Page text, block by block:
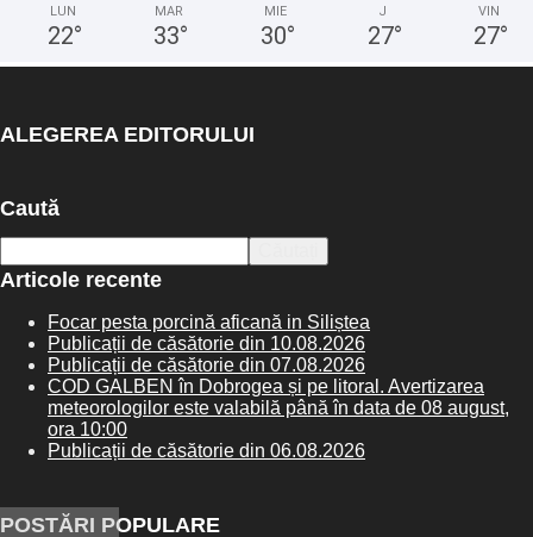
LUN
22°
MAR
33°
MIE
30°
J
27°
VIN
27°
ALEGEREA EDITORULUI
Caută
Articole recente
Focar pesta porcină aficană in Siliștea
Publicații de căsătorie din 10.08.2026
Publicații de căsătorie din 07.08.2026
COD GALBEN în Dobrogea și pe litoral. Avertizarea
meteorologilor este valabilă până în data de 08 august,
ora 10:00
Publicații de căsătorie din 06.08.2026
POSTĂRI POPULARE